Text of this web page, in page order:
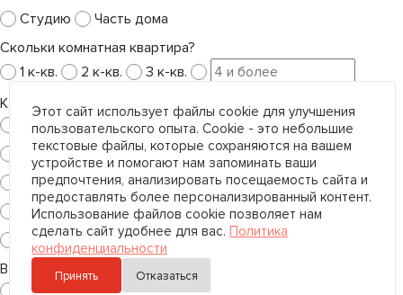
Студию
Часть дома
Скольки комнатная квартира?
1 к-кв.
2 к-кв.
3 к-кв.
Какой тип коммерческой недвижимости вы хотите сдать?
Гаражи
Земельный участок
Квартира под коммерческие цели
Общественное питание
Офис
Производство
Склад
Сфера услуг
Торговое помещение
Универсальное помещение
В каком регионе?
Санкт-Петербург
Ленинградская область
Этот сайт использует файлы cookie для улучшения
пользовательского опыта. Cookie - это небольшие
текстовые файлы, которые сохраняются на вашем
устройстве и помогают нам запоминать ваши
предпочтения, анализировать посещаемость сайта и
предоставлять более персонализированный контент.
Использование файлов cookie позволяет нам
сделать сайт удобнее для вас. Политика
конфиденциальности
Принять Отказаться